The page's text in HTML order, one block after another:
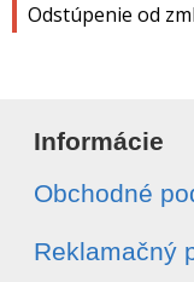
Odstúpenie od
E-mail*
Informácie
Obchodné
Reklamačný